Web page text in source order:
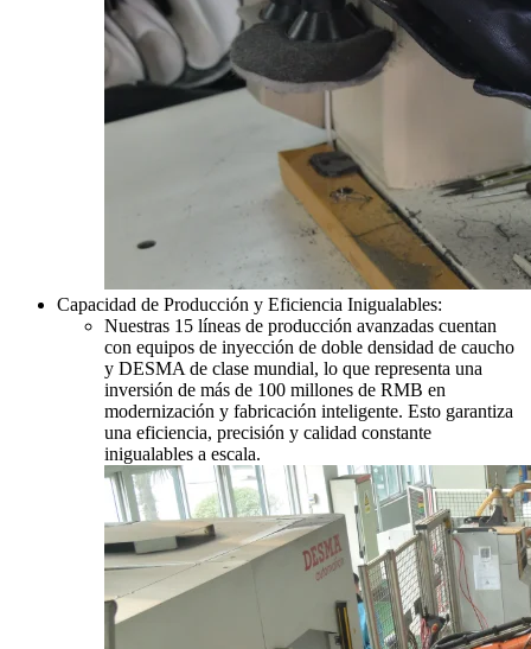
Capacidad de Producción y Eficiencia Inigualables:
Nuestras 15 líneas de producción avanzadas cuentan
con equipos de inyección de doble densidad de caucho
y DESMA de clase mundial, lo que representa una
inversión de más de 100 millones de RMB en
modernización y fabricación inteligente. Esto garantiza
una eficiencia, precisión y calidad constante
inigualables a escala.